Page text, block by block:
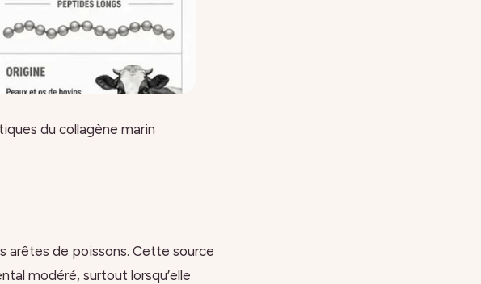
du collagène marin
arêtes de poissons. Cette source
modéré, surtout lorsqu’elle